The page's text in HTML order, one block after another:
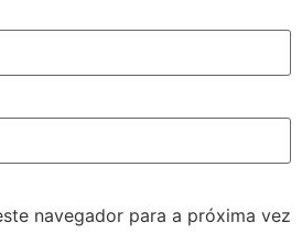
navegador para a próxima vez